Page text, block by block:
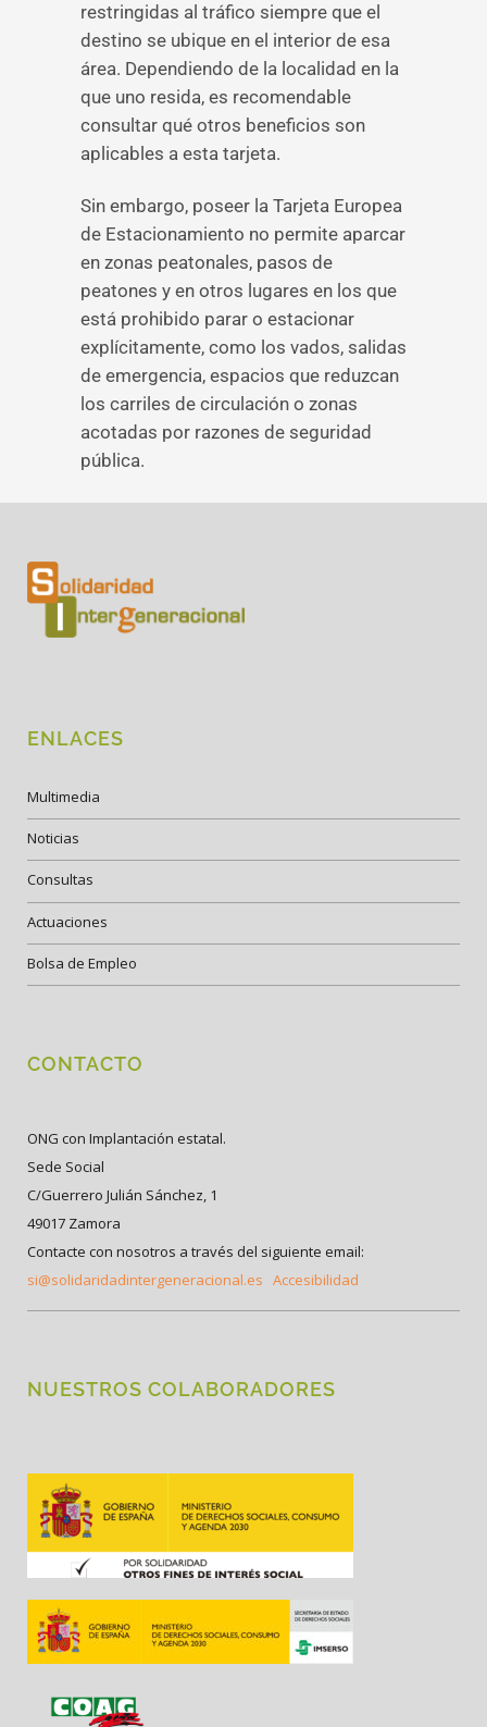
restringidas al tráfico siempre que el
destino se ubique en el interior de esa
área. Dependiendo de la localidad en la
que uno resida, es recomendable
consultar qué otros beneficios son
aplicables a esta tarjeta.
Sin embargo, poseer la Tarjeta Europea
de Estacionamiento no permite aparcar
en zonas peatonales, pasos de
peatones y en otros lugares en los que
está prohibido parar o estacionar
explícitamente, como los vados, salidas
de emergencia, espacios que reduzcan
los carriles de circulación o zonas
acotadas por razones de seguridad
pública.
ENLACES
Multimedia
Noticias
Consultas
Actuaciones
Bolsa de Empleo
CONTACTO
ONG con Implantación estatal.
Sede Social
C/Guerrero Julián Sánchez, 1
49017 Zamora
Contacte con nosotros a través del siguiente email:
si@solidaridadintergeneracional.es Accesibilidad
NUESTROS COLABORADORES